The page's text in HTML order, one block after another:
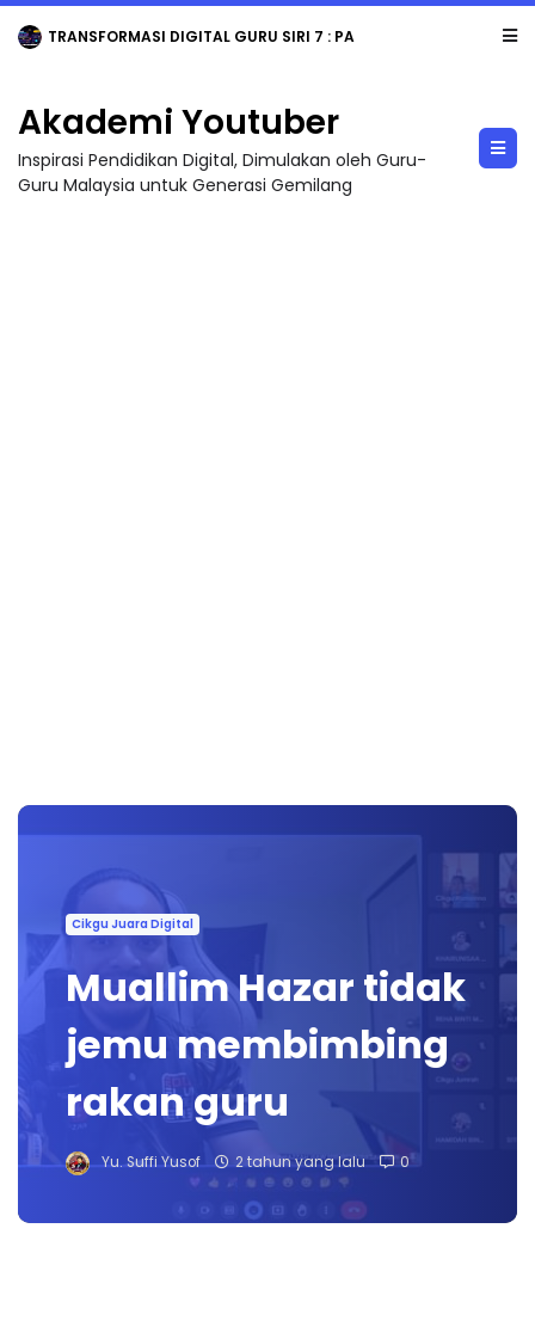
TRANSFORMASI DIGITAL GURU SIRI 7 : PAHLAWAN DIGITAL PENYELAMAT DUNIA
Akademi Youtuber
Inspirasi Pendidikan Digital, Dimulakan oleh Guru-
Guru Malaysia untuk Generasi Gemilang
Cikgu Juara Digital
Muallim Hazar tidak
jemu membimbing
rakan guru
Yu. Suffi Yusof 2 tahun yang lalu 0